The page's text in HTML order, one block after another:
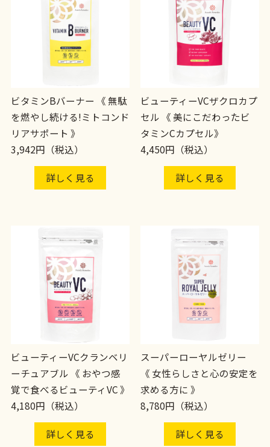
ビタミンBバーナー 《 無駄
を燃やし続ける!ミトコンド
リアサポート 》
3,942円（税込）
詳しく見る
ビューティーVCザクロカプ
セル 《 美にこだわったビ
タミンCカプセル》
4,450円（税込）
詳しく見る
ビューティーVCクランベリ
ーチュアブル 《 おやつ感
覚で食べるビューティVC 》
4,180円（税込）
詳しく見る
スーパーローヤルゼリー
《 女性らしさと心の安定を
求める方に 》
8,780円（税込）
詳しく見る